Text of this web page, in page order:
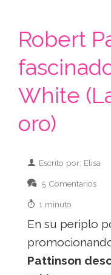
Robert
White
oro)
Escrito por: Elisa
5 Comentarios
1 minuto
En su periplo
Pattinson